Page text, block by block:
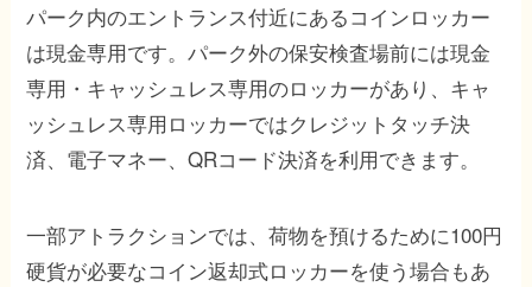
パーク内のエントランス付近にあるコインロッカー
は現金専用です。パーク外の保安検査場前には現金
専用・キャッシュレス専用のロッカーがあり、キャ
ッシュレス専用ロッカーではクレジットタッチ決
済、電子マネー、QRコード決済を利用できます。
一部アトラクションでは、荷物を預けるために100円
硬貨が必要なコイン返却式ロッカーを使う場合もあ